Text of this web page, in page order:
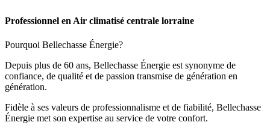
Professionnel en Air climatisé centrale lorraine
Pourquoi Bellechasse Énergie?
Depuis plus de 60 ans, Bellechasse Énergie est synonyme de
confiance, de qualité et de passion transmise de génération en
génération.
Fidèle à ses valeurs de professionnalisme et de fiabilité, Bellechasse
Énergie met son expertise au service de votre confort.